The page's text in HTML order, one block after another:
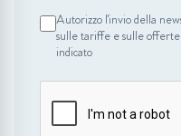
Autorizzo l'invio della
sulle tariffe e sulle offerte
indicato